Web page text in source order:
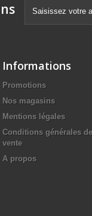
Informations
Promotions
Nos magasins
Mentions légales
Conditions générales de
vente
A propos